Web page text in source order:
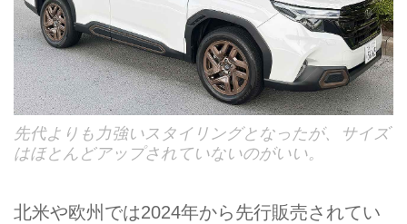
先代よりも力強いスタイリングとなったが、サイズ
はほとんどアップされていないのがいい。
北米や欧州では2024年から先行販売されてい